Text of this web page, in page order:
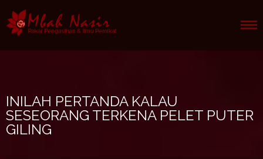
to
content
INILAH PERTANDA KALAU
SESEORANG TERKENA PELET PUTER
GILING